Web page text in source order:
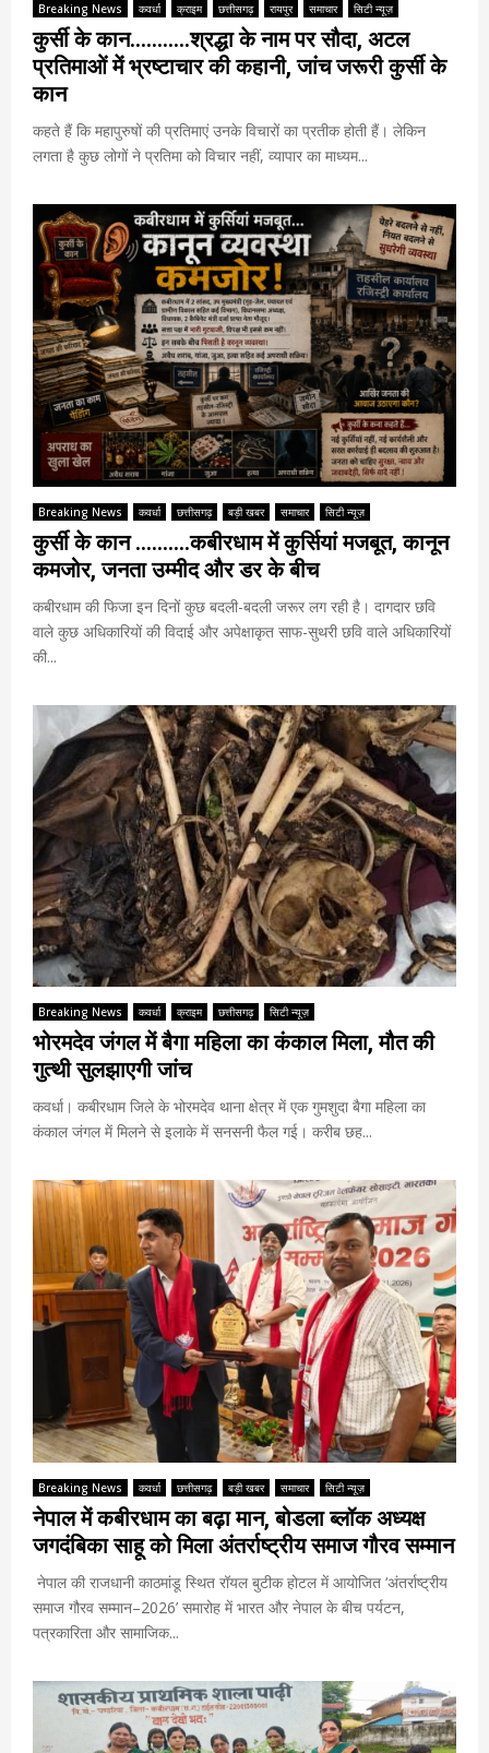
Breaking News कवर्धा क्राइम छत्तीसगढ़ रायपुर समाचार सिटी न्यूज़
कुर्सी के कान………..श्रद्धा के नाम पर सौदा, अटल
प्रतिमाओं में भ्रष्टाचार की कहानी, जांच जरूरी कुर्सी के
कान
कहते हैं कि महापुरुषों की प्रतिमाएं उनके विचारों का प्रतीक होती हैं। लेकिन
लगता है कुछ लोगों ने प्रतिमा को विचार नहीं, व्यापार का माध्यम...
Breaking News कवर्धा छत्तीसगढ़ बड़ी खबर समाचार सिटी न्यूज़
कुर्सी के कान ……….कबीरधाम में कुर्सियां मजबूत, कानून
कमजोर, जनता उम्मीद और डर के बीच
कबीरधाम की फिजा इन दिनों कुछ बदली-बदली जरूर लग रही है। दागदार छवि
वाले कुछ अधिकारियों की विदाई और अपेक्षाकृत साफ-सुथरी छवि वाले अधिकारियों
की...
Breaking News कवर्धा क्राइम छत्तीसगढ़ सिटी न्यूज़
भोरमदेव जंगल में बैगा महिला का कंकाल मिला, मौत की
गुत्थी सुलझाएगी जांच
कवर्धा। कबीरधाम जिले के भोरमदेव थाना क्षेत्र में एक गुमशुदा बैगा महिला का
कंकाल जंगल में मिलने से इलाके में सनसनी फैल गई। करीब छह...
Breaking News कवर्धा छत्तीसगढ़ बड़ी खबर समाचार सिटी न्यूज़
नेपाल में कबीरधाम का बढ़ा मान, बोडला ब्लॉक अध्यक्ष
जगदंबिका साहू को मिला अंतर्राष्ट्रीय समाज गौरव सम्मान
नेपाल की राजधानी काठमांडू स्थित रॉयल बुटीक होटल में आयोजित ‘अंतर्राष्ट्रीय
समाज गौरव सम्मान–2026’ समारोह में भारत और नेपाल के बीच पर्यटन,
पत्रकारिता और सामाजिक...